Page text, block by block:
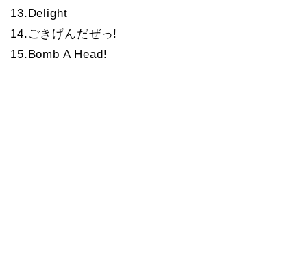
13.Delight
14.ごきげんだぜっ!
15.Bomb A Head!